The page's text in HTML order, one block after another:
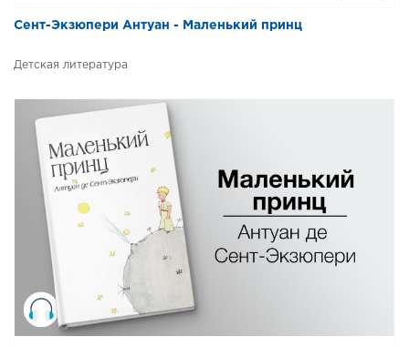
Сент-Экзюпери Антуан - Маленький принц
Детская литература